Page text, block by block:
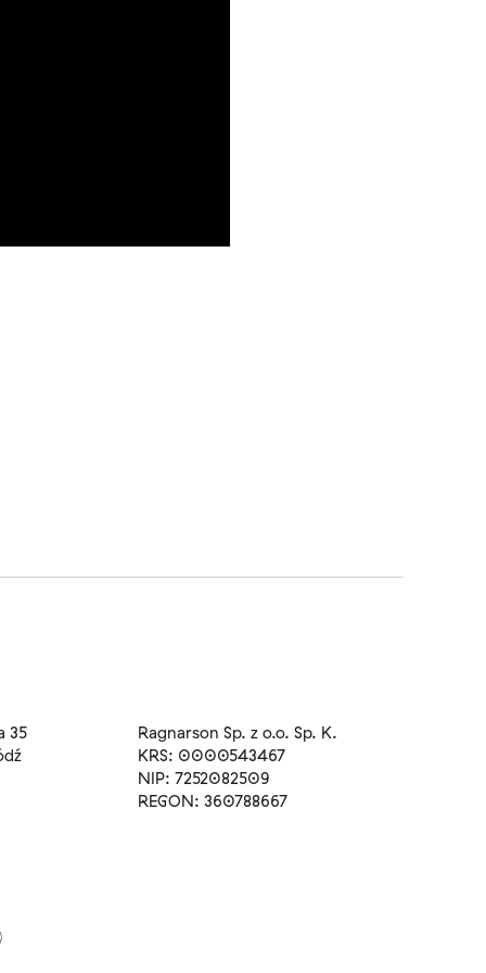
35
Ragnarson Sp. z o.o. Sp. K.
KRS: 0000543467
NIP: 7252082509
REGON: 360788667